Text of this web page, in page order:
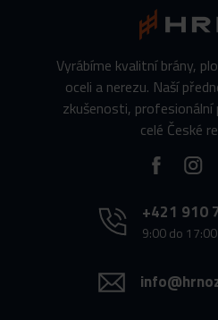
Vyrábíme kvalitní brány,
oceli a nerezu. Naší
zkušenosti,
celé České
+421 910
9:00 do 17:00